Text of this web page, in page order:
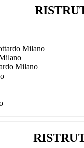
Milano
Milano